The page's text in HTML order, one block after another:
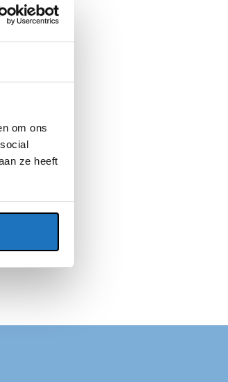
om ons
ze heeft